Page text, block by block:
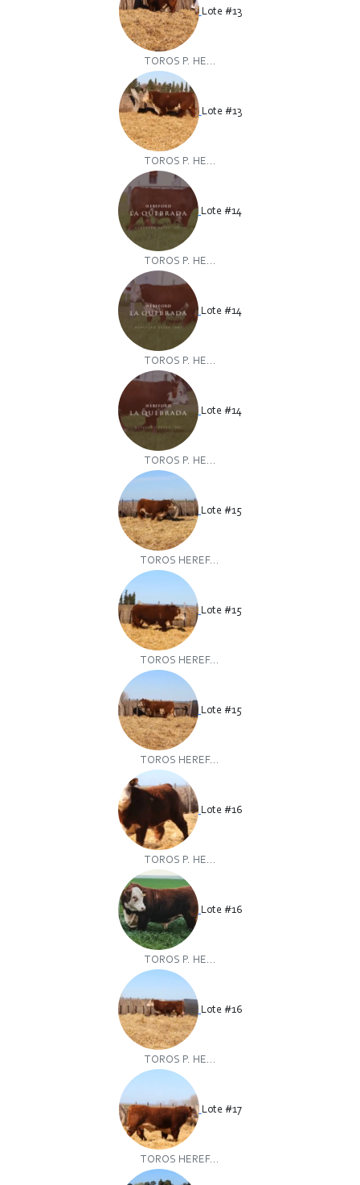
Lote #13
TOROS P. HE...
Lote #13
TOROS P. HE...
Lote #14
TOROS P. HE...
Lote #14
TOROS P. HE...
Lote #14
TOROS P. HE...
Lote #15
TOROS HEREF...
Lote #15
TOROS HEREF...
Lote #15
TOROS HEREF...
Lote #16
TOROS P. HE...
Lote #16
TOROS P. HE...
Lote #16
TOROS P. HE...
Lote #17
TOROS HEREF...